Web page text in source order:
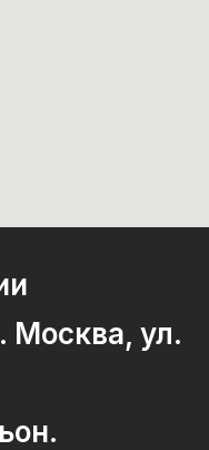
Москва, ул.